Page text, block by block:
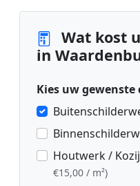
Wat kost
in
Kies uw gewenste
Houtwerk /
€15,00 / m²)